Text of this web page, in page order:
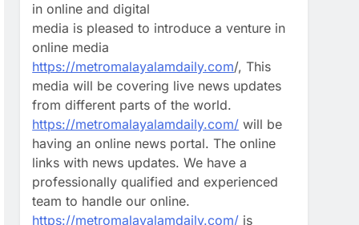
ചിത്രങ്ങൾ പുറത്തുവിട്ടത്
ചോദ്യപ്പേപ്പര്‍ ചോര്‍ത്തിയത്
in online and digital
media is pleased to introduce a venture in
online media
https://metromalayalamdaily.com/, This
media will be covering live news updates
from different parts of the world.
https://metromalayalamdaily.com/ will be
having an online news portal. The online
links with news updates. We have a
professionally qualified and experienced
team to handle our online.
https://metromalayalamdaily.com/ is